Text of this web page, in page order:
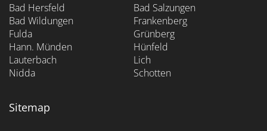
Bad Hersfeld
Bad Salzungen
Bad Wildungen
Frankenberg
Fulda
Grünberg
Hann. Münden
Hünfeld
Lauterbach
Lich
Nidda
Schotten
Sitemap